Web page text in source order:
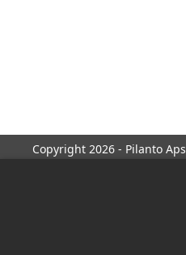
Copyright 2026 - Pilanto Aps